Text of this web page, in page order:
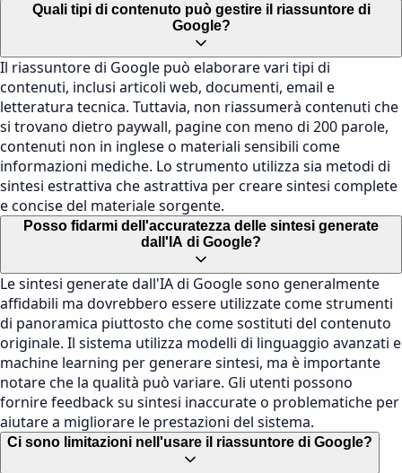
Quali tipi di contenuto può gestire il riassuntore di
Google?
Il riassuntore di Google può elaborare vari tipi di
contenuti, inclusi articoli web, documenti, email e
letteratura tecnica. Tuttavia, non riassumerà contenuti che
si trovano dietro paywall, pagine con meno di 200 parole,
contenuti non in inglese o materiali sensibili come
informazioni mediche. Lo strumento utilizza sia metodi di
sintesi estrattiva che astrattiva per creare sintesi complete
e concise del materiale sorgente.
Posso fidarmi dell'accuratezza delle sintesi generate
dall'IA di Google?
Le sintesi generate dall'IA di Google sono generalmente
affidabili ma dovrebbero essere utilizzate come strumenti
di panoramica piuttosto che come sostituti del contenuto
originale. Il sistema utilizza modelli di linguaggio avanzati e
machine learning per generare sintesi, ma è importante
notare che la qualità può variare. Gli utenti possono
fornire feedback su sintesi inaccurate o problematiche per
aiutare a migliorare le prestazioni del sistema.
Ci sono limitazioni nell'usare il riassuntore di Google?